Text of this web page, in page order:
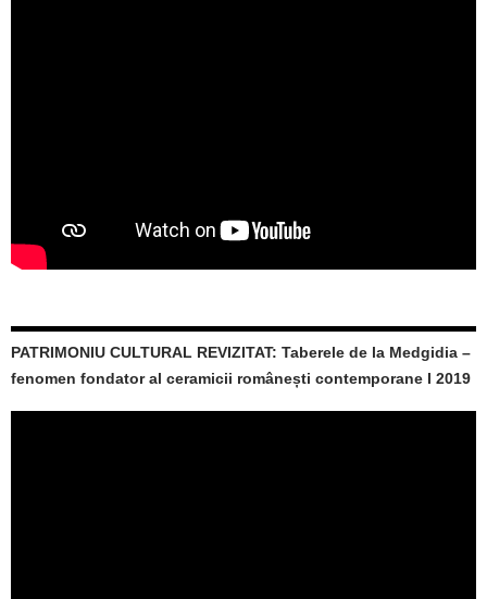
PATRIMONIU CULTURAL REVIZITAT: Taberele de la Medgidia –
fenomen fondator al ceramicii românești contemporane I 2019